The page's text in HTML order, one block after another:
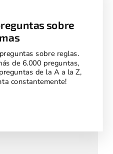
sobre
sobre reglas.
de 6.000 preguntas,
de la A a la Z,
constantemente!